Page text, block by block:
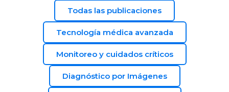
Todas las publicaciones
Tecnología médica avanzada
Monitoreo y cuidados críticos
Diagnóstico por Imágenes